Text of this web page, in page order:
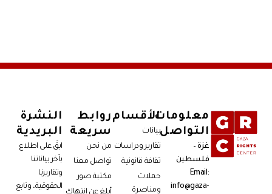
معلومات
التواصل
غزة –
فلسطين
Email:
info@gaza-
الأقسام
بيانات
تقارير ودراسات
ثقافة قانونية
حملات
ومناصرة
روابط
سريعة
من نحن
تواصل معنا
مكتبة صور
أبلغ عن انتهاك
النشرة
البريدية
ابقَ على اطلاع
بآخر بياناتنا
وتقاريرنا
الحقوقية، وتابع